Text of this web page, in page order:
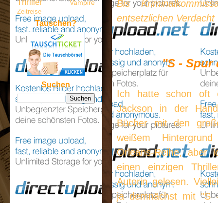
Bis
entsetzlichen
"S - Spur
Ich hatte schon oft
Jackson in der
Bücher mit den
weißem
Orleans-Reihe, aber
einen einzigen
Autorin gelesen.
ja demnächst mit "S
Thriller
Vampire
Zeitreise
Tauschen?
Suchen